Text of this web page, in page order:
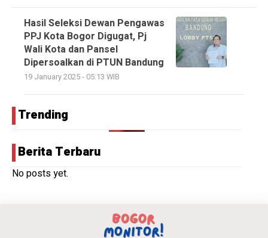
Hasil Seleksi Dewan Pengawas
PPJ Kota Bogor Digugat, Pj
Wali Kota dan Pansel
Dipersoalkan di PTUN Bandung
19 January 2025 - 05:13 WIB
Trending
Berita Terbaru
No posts yet.